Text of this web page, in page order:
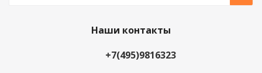
Наши контакты
+7(495)9816323